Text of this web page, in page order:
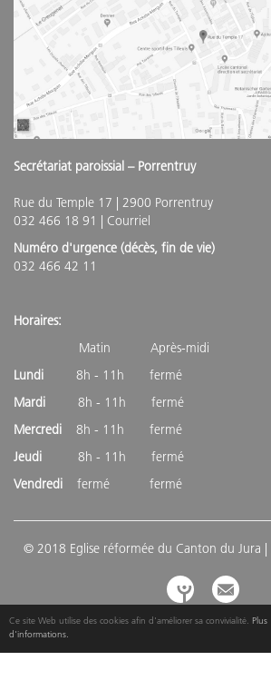
Ce site Web utilise des cookies afin d'améliorer sa convivialité. Plus
d'informations.
Secrétariat paroissial – Porrentruy
Rue du Temple 17 | 2900 Porrentruy
032 466 18 91 | Courriel
Numéro d'urgence (décès, fin de vie)
032 466 42 11
Horaires:
Matin Après-midi
Lundi
8h - 11h fermé
Mardi
8h - 11h fermé
Mercredi
8h - 11h fermé
Jeudi
8h - 11h fermé
Vendredi fermé fermé
© 2018 Eglise réformée du Canton du Jura |